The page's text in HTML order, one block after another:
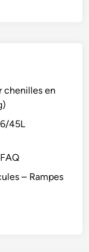
chenilles en
45L
– Rampes